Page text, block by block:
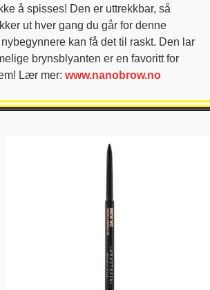
å spisses! Den er uttrekkbar, så
ut hver gang du går for denne
kan få det til raskt. Den lar
brynsblyanten er en favoritt for
Lær mer: www.nanobrow.no